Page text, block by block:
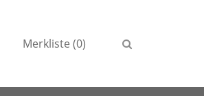
Merkliste (0)